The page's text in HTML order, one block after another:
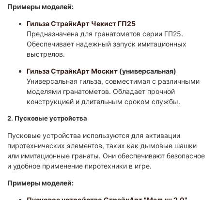
Примеры моделей:
Гильза СтрайкАрт Чекист ГП25
Предназначена для гранатометов серии ГП25.
Обеспечивает надежный запуск имитационных
выстрелов.​
Гильза СтрайкАрт Москит (универсальная)
Универсальная гильза, совместимая с различными
моделями гранатометов. Обладает прочной
конструкцией и длительным сроком службы.​
2. Пусковые устройства
Пусковые устройства используются для активации
пиротехнических элементов, таких как дымовые шашки
или имитационные гранаты. Они обеспечивают безопасное
и удобное применение пиротехники в игре.
Примеры моделей: